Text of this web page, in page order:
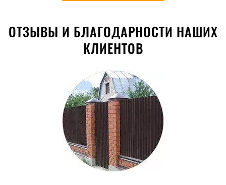
ОТЗЫВЫ И БЛАГОДАРНОСТИ НАШИХ
КЛИЕНТОВ